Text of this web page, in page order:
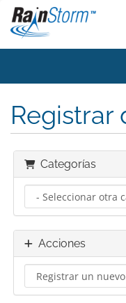
Registrar
Categorías
Acciones